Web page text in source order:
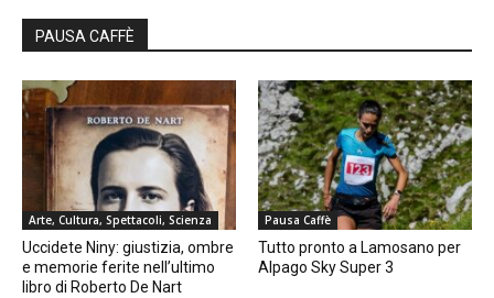
PAUSA CAFFÈ
Arte, Cultura, Spettacoli, Scienza
Uccidete Niny: giustizia, ombre
e memorie ferite nell’ultimo
libro di Roberto De Nart
Pausa Caffè
Tutto pronto a Lamosano per
Alpago Sky Super 3